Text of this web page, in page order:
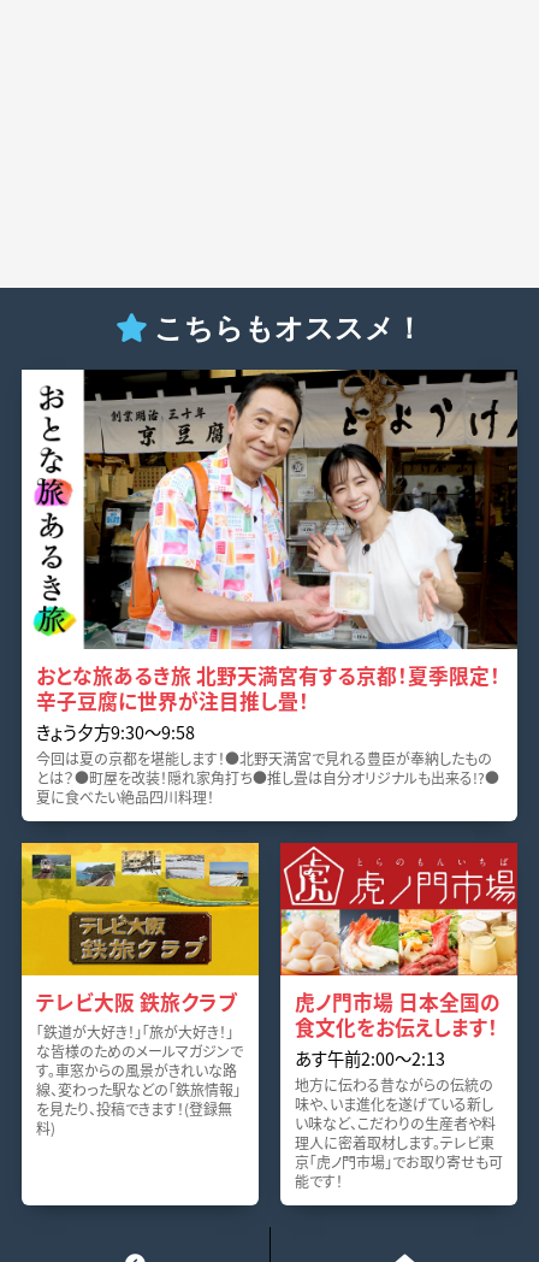
こちらもオススメ！
おとな旅あるき旅 北野天満宮有する京都！夏季限定！
辛子豆腐に世界が注目推し畳！
きょう夕方9:30～9:58
今回は夏の京都を堪能します！●北野天満宮で見れる豊臣が奉納したもの
とは？●町屋を改装！隠れ家角打ち●推し畳は自分オリジナルも出来る!?●
夏に食べたい絶品四川料理！
テレビ大阪 鉄旅クラブ
「鉄道が大好き！」「旅が大好き！」
な皆様のためのメールマガジンで
す。車窓からの風景がきれいな路
線、変わった駅などの「鉄旅情報」
を見たり、投稿できます！(登録無
料)
虎ノ門市場 日本全国の
食文化をお伝えします！
あす午前2:00～2:13
地方に伝わる昔ながらの伝統の
味や、いま進化を遂げている新し
い味など、こだわりの生産者や料
理人に密着取材します。テレビ東
京「虎ノ門市場」でお取り寄せも可
能です！